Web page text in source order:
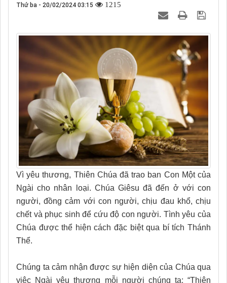
Thứ ba - 20/02/2024 03:15 1215
Vì yêu thương, Thiên Chúa đã trao ban Con Một của
Ngài cho nhân loại. Chúa Giêsu đã đến ở với con
người, đồng cảm với con người, chịu đau khổ, chịu
chết và phục sinh để cứu độ con người. Tình yêu của
Chúa được thể hiện cách đặc biệt qua bí tích Thánh
Thể.
Chúng ta cảm nhận được sự hiện diện của Chúa qua
việc Ngài yêu thương mỗi người chúng ta: “Thiên